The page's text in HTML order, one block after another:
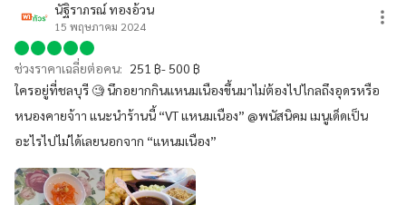
นัฐิราภรณ์ ทองอ้วน
15 พฤษภาคม 2024
ช่วงราคาเฉลี่ยต่อคน: 251 ฿- 500 ฿
ใครอยู่ที่ชลบุรี 🧐 นึกอยากกินแหนมเนืองขึ้นมาไม่ต้องไปไกลถึงอุดรหรือ
หนองคายจ้าา แนะนำร้านนี้ “VT แหนมเนือง” @พนัสนิคม เมนูเด็ดเป็น
อะไรไปไม่ได้เลยนอกจาก “แหนมเนือง”